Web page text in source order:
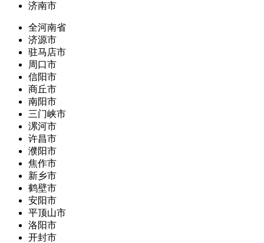
济南市
全河南省
济源市
驻马店市
周口市
信阳市
商丘市
南阳市
三门峡市
漯河市
许昌市
濮阳市
焦作市
新乡市
鹤壁市
安阳市
平顶山市
洛阳市
开封市